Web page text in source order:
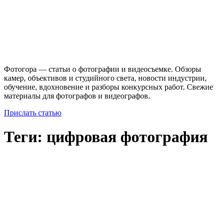
Фотогора — статьи о фотографии и видеосъемке. Обзоры
камер, объективов и студийного света, новости индустрии,
обучение, вдохновение и разборы конкурсных работ. Свежие
материалы для фотографов и видеографов.
Прислать статью
Теги: цифровая фотография